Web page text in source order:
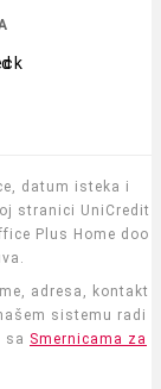
datum isteka i
stranici UniCredit
Plus Home doo
adresa, kontakt
sistemu radi
sa Smernicama za